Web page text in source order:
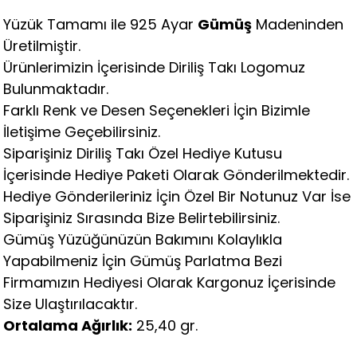
Yüzük Tamamı ile 925 Ayar Gümüş Madeninden
Üretilmiştir.
Ürünlerimizin İçerisinde Diriliş Takı Logomuz
Bulunmaktadır.
Farklı Renk ve Desen Seçenekleri İçin Bizimle
İletişime Geçebilirsiniz.
Siparişiniz Diriliş Takı Özel Hediye Kutusu
İçerisinde Hediye Paketi Olarak Gönderilmektedir.
Hediye Gönderileriniz İçin Özel Bir Notunuz Var İse
Siparişiniz Sırasında Bize Belirtebilirsiniz.
Gümüş Yüzüğünüzün Bakımını Kolaylıkla
Yapabilmeniz İçin Gümüş Parlatma Bezi
Firmamızın Hediyesi Olarak Kargonuz İçerisinde
Size Ulaştırılacaktır.
Ortalama Ağırlık: 25,40 gr.